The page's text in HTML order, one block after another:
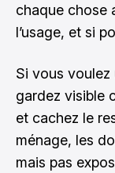
chaque chose
l’usage, et si
Si vous voulez
gardez visible
et cachez le
ménage, les
mais pas